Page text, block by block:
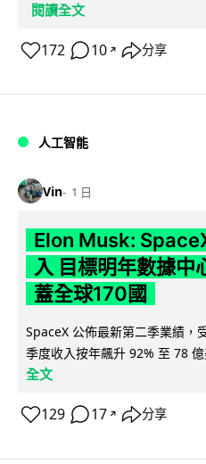
閱讀全文
172 10 ↗ 分享
人工智能
Vin 1 日
Elon Musk:
入 目標明年數據
蓋全球170國
SpaceX 公佈最新第二季業績，
季度收入按年飆升 92% 至 78
全文
129 17 ↗ 分享